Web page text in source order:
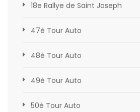
18e Rallye de Saint Joseph
47è Tour Auto
48è Tour Auto
49è Tour Auto
50è Tour Auto